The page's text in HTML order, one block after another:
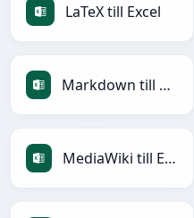
LaTeX till Excel
Markdown till Excel
MediaWiki till Excel